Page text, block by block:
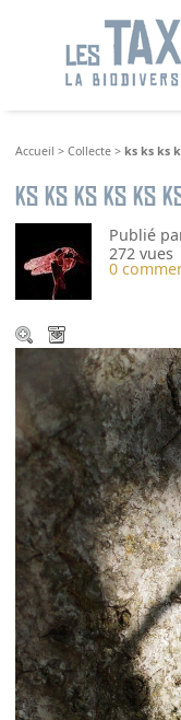
Accueil >Collecte >ks ks ks
ks ks ks ks ks
Publié
272 vues
0